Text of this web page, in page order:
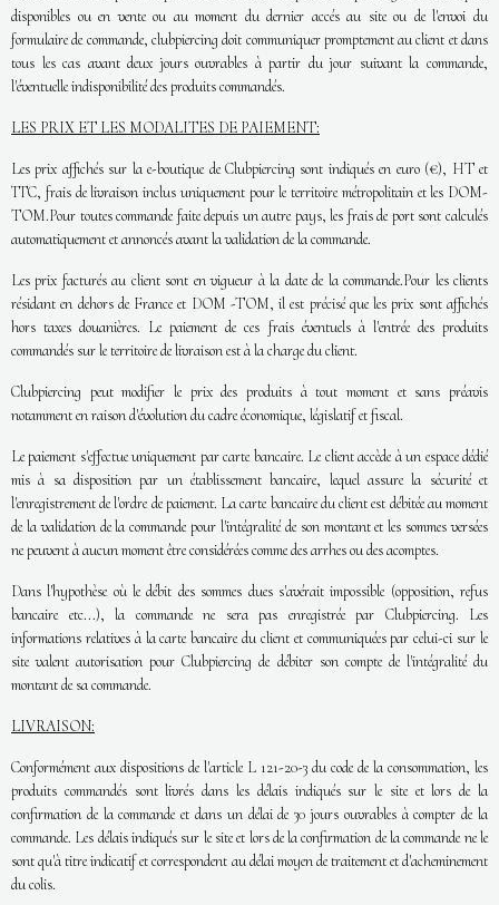
disponibles ou en vente ou au moment du dernier accés au site ou de l'envoi du
formulaire de commande, clubpiercing doit communiquer promptement au client et dans
tous les cas avant deux jours ouvrables à partir du jour suivant la commande,
l'éventuelle indisponibilité des produits commandés.
LES PRIX ET LES MODALITES DE PAIEMENT:
Les prix affichés sur la e-boutique de Clubpiercing sont indiqués en euro (€), HT et
TTC, frais de livraison inclus uniquement pour le territoire métropolitain et les DOM-
TOM.Pour toutes commande faite depuis un autre pays, les frais de port sont calculés
automatiquement et annoncés avant la validation de la commande.
Les prix facturés au client sont en vigueur à la date de la commande.Pour les clients
résidant en dehors de France et DOM -TOM, il est précisé que les prix sont affichés
hors taxes douanières. Le paiement de ces frais éventuels à l'entrée des produits
commandés sur le territoire de livraison est à la charge du client.
Clubpiercing peut modifier le prix des produits à tout moment et sans préavis
notamment en raison d'évolution du cadre économique, législatif et fiscal.
Le paiement s'effectue uniquement par carte bancaire. Le client accède à un espace dédié
mis à sa disposition par un établissement bancaire, lequel assure la sécurité et
l'enregistrement de l'ordre de paiement. La carte bancaire du client est débitée au moment
de la validation de la commande pour l'intégralité de son montant et les sommes versées
ne peuvent à aucun moment être considérées comme des arrhes ou des acomptes.
Dans l'hypothèse où le débit des sommes dues s'avérait impossible (opposition, refus
bancaire etc...), la commande ne sera pas enregistrée par Clubpiercing. Les
informations relatives à la carte bancaire du client et communiquées par celui-ci sur le
site valent autorisation pour Clubpiercing de débiter son compte de l'intégralité du
montant de sa commande.
LIVRAISON:
Conformément aux dispositions de l'article L 121-20-3 du code de la consommation, les
produits commandés sont livrés dans les délais indiqués sur le site et lors de la
confirmation de la commande et dans un délai de 30 jours ouvrables à compter de la
commande. Les délais indiqués sur le site et lors de la confirmation de la commande ne le
sont qu'à titre indicatif et correspondent au délai moyen de traitement et d'acheminement
du colis.